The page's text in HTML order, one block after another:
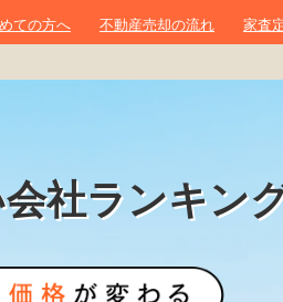
ての方へ 不動産売却の流れ 家査
社ランキン